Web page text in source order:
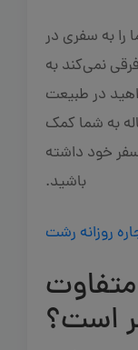
را به سفری در
نمی‌کند به
در طبیعت
به شما کمک
خود داشته
باشید.
روزانه رشت
است؟